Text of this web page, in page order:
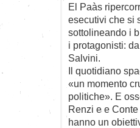
El Paà­s
esecutivi che si
sottolineando i
i protagonisti:
Salvini.
Il quotidiano
«un momento
politiche». E
Renzi e e
hanno un